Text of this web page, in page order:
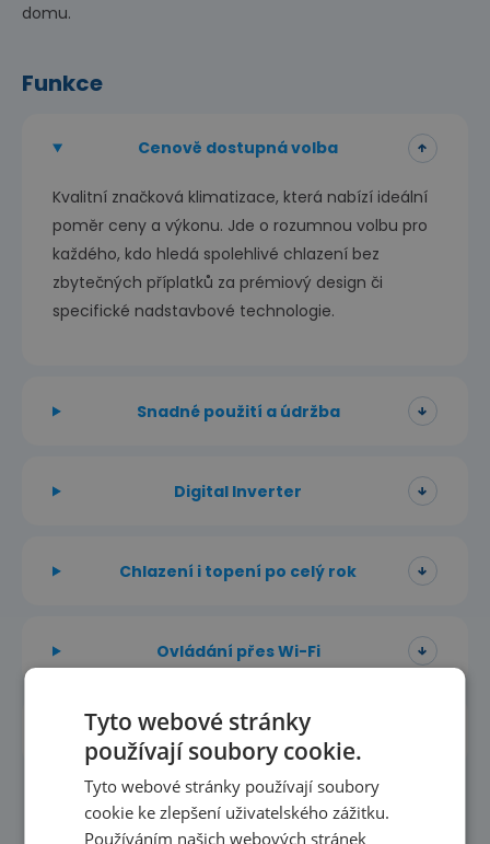
domu.
Funkce
Cenově dostupná volba
Kvalitní značková klimatizace, která nabízí ideální
poměr ceny a výkonu. Jde o rozumnou volbu pro
každého, kdo hledá spolehlivé chlazení bez
zbytečných příplatků za prémiový design či
specifické nadstavbové technologie.
Snadné použití a údržba
Digital Inverter
Chlazení i topení po celý rok
Ovládání přes Wi-Fi
Single i multi-split
Tyto webové stránky
používají soubory cookie.
Tyto webové stránky používají soubory
cookie ke zlepšení uživatelského zážitku.
Používáním našich webových stránek